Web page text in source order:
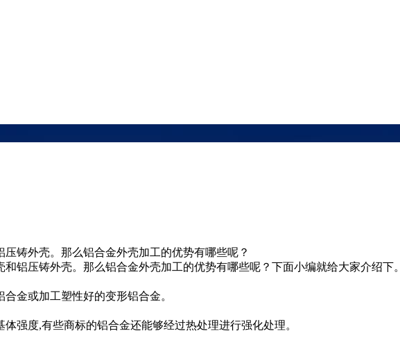
铸外壳。那么铝合金外壳加工的优势有哪些呢？
压铸外壳。那么铝合金外壳加工的优势有哪些呢？下面小编就给大家介绍下。
金或加工塑性好的变形铝合金。
度,有些商标的铝合金还能够经过热处理进行强化处理。